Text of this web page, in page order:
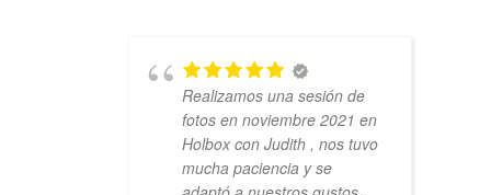
Realizamos una sesión de
fotos en noviembre 2021 en
Holbox con Judith , nos tuvo
mucha paciencia y se